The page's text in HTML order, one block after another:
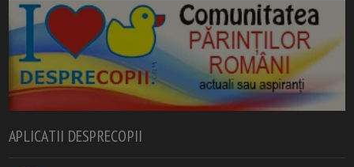
APLICATII DESPRECOPII